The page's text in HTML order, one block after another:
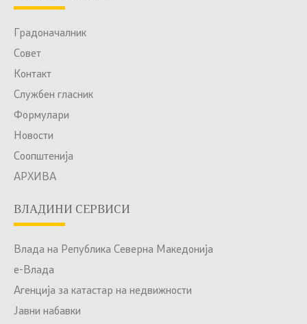
Градоначалник
Совет
Контакт
Службен гласник
Формулари
Новости
Соопштенија
АРХИВА
ВЛАДИНИ СЕРВИСИ
Влада на Република Северна Македонија
е-Влада
Агенција за катастар на недвижности
Јавни набавки